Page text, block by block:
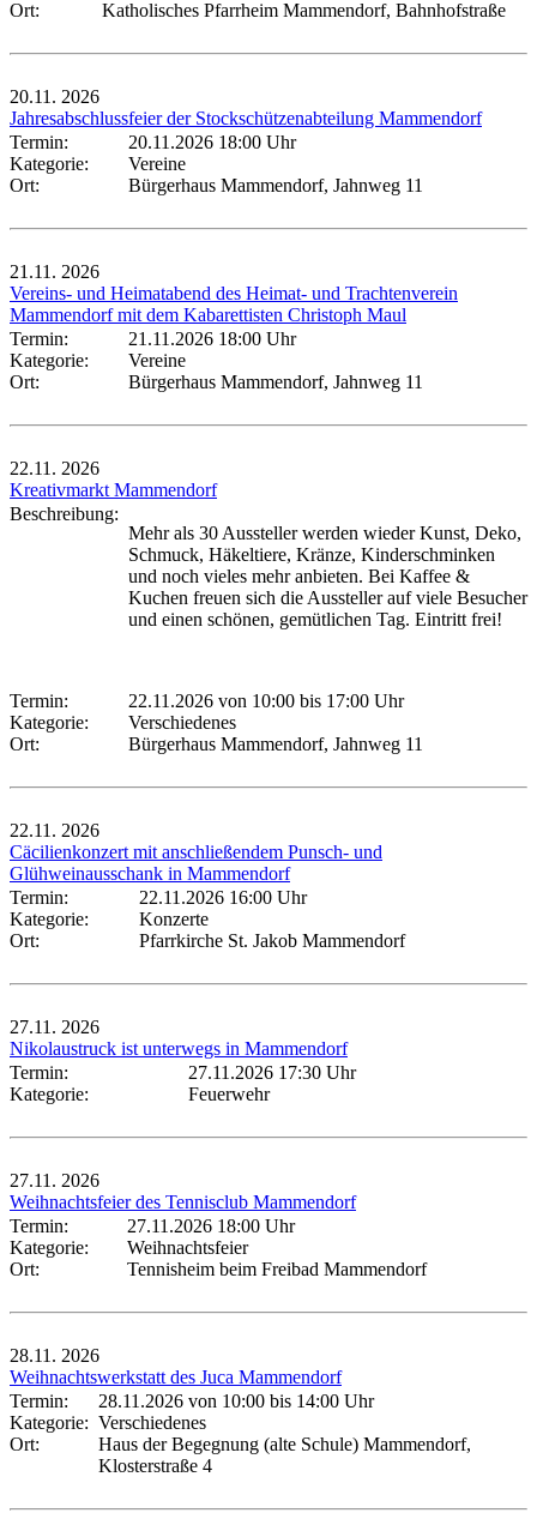
Ort: Katholisches Pfarrheim Mammendorf, Bahnhofstraße
20.11. 2026
Jahresabschlussfeier der Stockschützenabteilung Mammendorf
Termin:
20.11.2026 18:00 Uhr
Kategorie:
Vereine
Ort:
Bürgerhaus Mammendorf, Jahnweg 11
21.11. 2026
Vereins- und Heimatabend des Heimat- und Trachtenverein
Mammendorf mit dem Kabarettisten Christoph Maul
Termin:
21.11.2026 18:00 Uhr
Kategorie:
Vereine
Ort:
Bürgerhaus Mammendorf, Jahnweg 11
22.11. 2026
Kreativmarkt Mammendorf
Beschreibung:
Mehr als 30 Aussteller werden wieder Kunst, Deko,
Schmuck, Häkeltiere, Kränze, Kinderschminken
und noch vieles mehr anbieten. Bei Kaffee &
Kuchen freuen sich die Aussteller auf viele Besucher
und einen schönen, gemütlichen Tag. Eintritt frei!
Termin: 22.11.2026 von 10:00 bis 17:00 Uhr
Kategorie:
Verschiedenes
Ort:
Bürgerhaus Mammendorf, Jahnweg 11
22.11. 2026
Cäcilienkonzert mit anschließendem Punsch- und
Glühweinausschank in Mammendorf
Termin:
22.11.2026 16:00 Uhr
Kategorie:
Konzerte
Ort:
Pfarrkirche St. Jakob Mammendorf
27.11. 2026
Nikolaustruck ist unterwegs in Mammendorf
Termin:
27.11.2026 17:30 Uhr
Kategorie:
Feuerwehr
27.11. 2026
Weihnachtsfeier des Tennisclub Mammendorf
Termin:
27.11.2026 18:00 Uhr
Kategorie:
Weihnachtsfeier
Ort:
Tennisheim beim Freibad Mammendorf
28.11. 2026
Weihnachtswerkstatt des Juca Mammendorf
Termin:
28.11.2026 von 10:00 bis 14:00 Uhr
Kategorie: Verschiedenes
Ort:
Haus der Begegnung (alte Schule) Mammendorf,
Klosterstraße 4